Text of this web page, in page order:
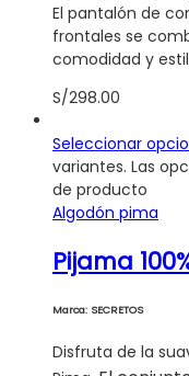
El pantalón de
frontales se
comodidad y
S/298.00
Seleccionar
variantes. Las
de producto
Algodón pima
Pijama
Marca: SECRETOS
Disfruta de la